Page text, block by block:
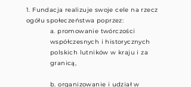
1. Fundacja realizuje swoje cele na rzecz
ogółu społeczeństwa poprzez:
a. promowanie twórczości
współczesnych i historycznych
polskich lutników w kraju i za
granicą,
b. organizowanie i udział w